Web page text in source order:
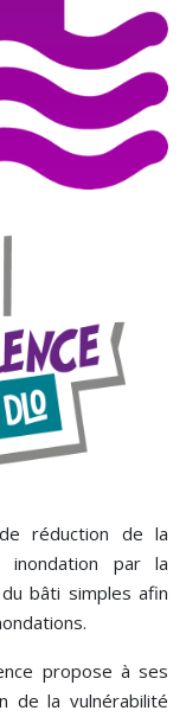
réduction de la
par la
bâti simples afin
propose à ses
de la vulnérabilité